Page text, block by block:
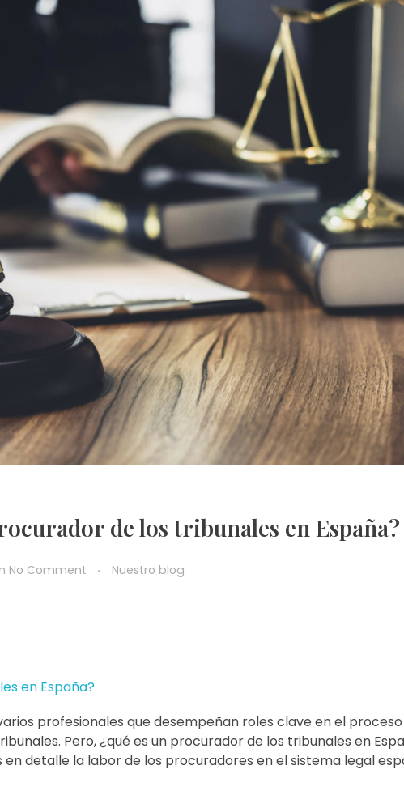
de los tribunales en España?
No Comment Nuestro blog
en España?
profesionales que desempeñan roles clave en el proceso
Pero, ¿qué es un procurador de los tribunales en
detalle la labor de los procuradores en el sistema legal